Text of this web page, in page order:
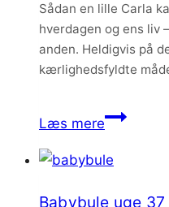
blevet
nogens
mor
Sådan en lille Carla
hverdagen og ens liv
anden. Heldigvis på
kærlighedsfyldte
Læs mereTing
har
Babybule uge